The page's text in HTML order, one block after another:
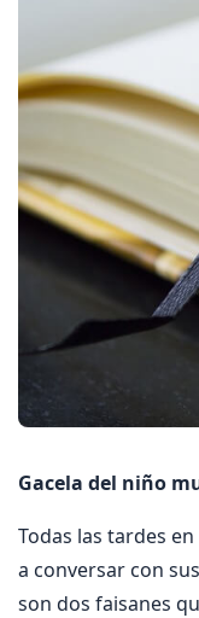
Gacela del niño
Todas las tardes
a conversar con
son dos faisanes